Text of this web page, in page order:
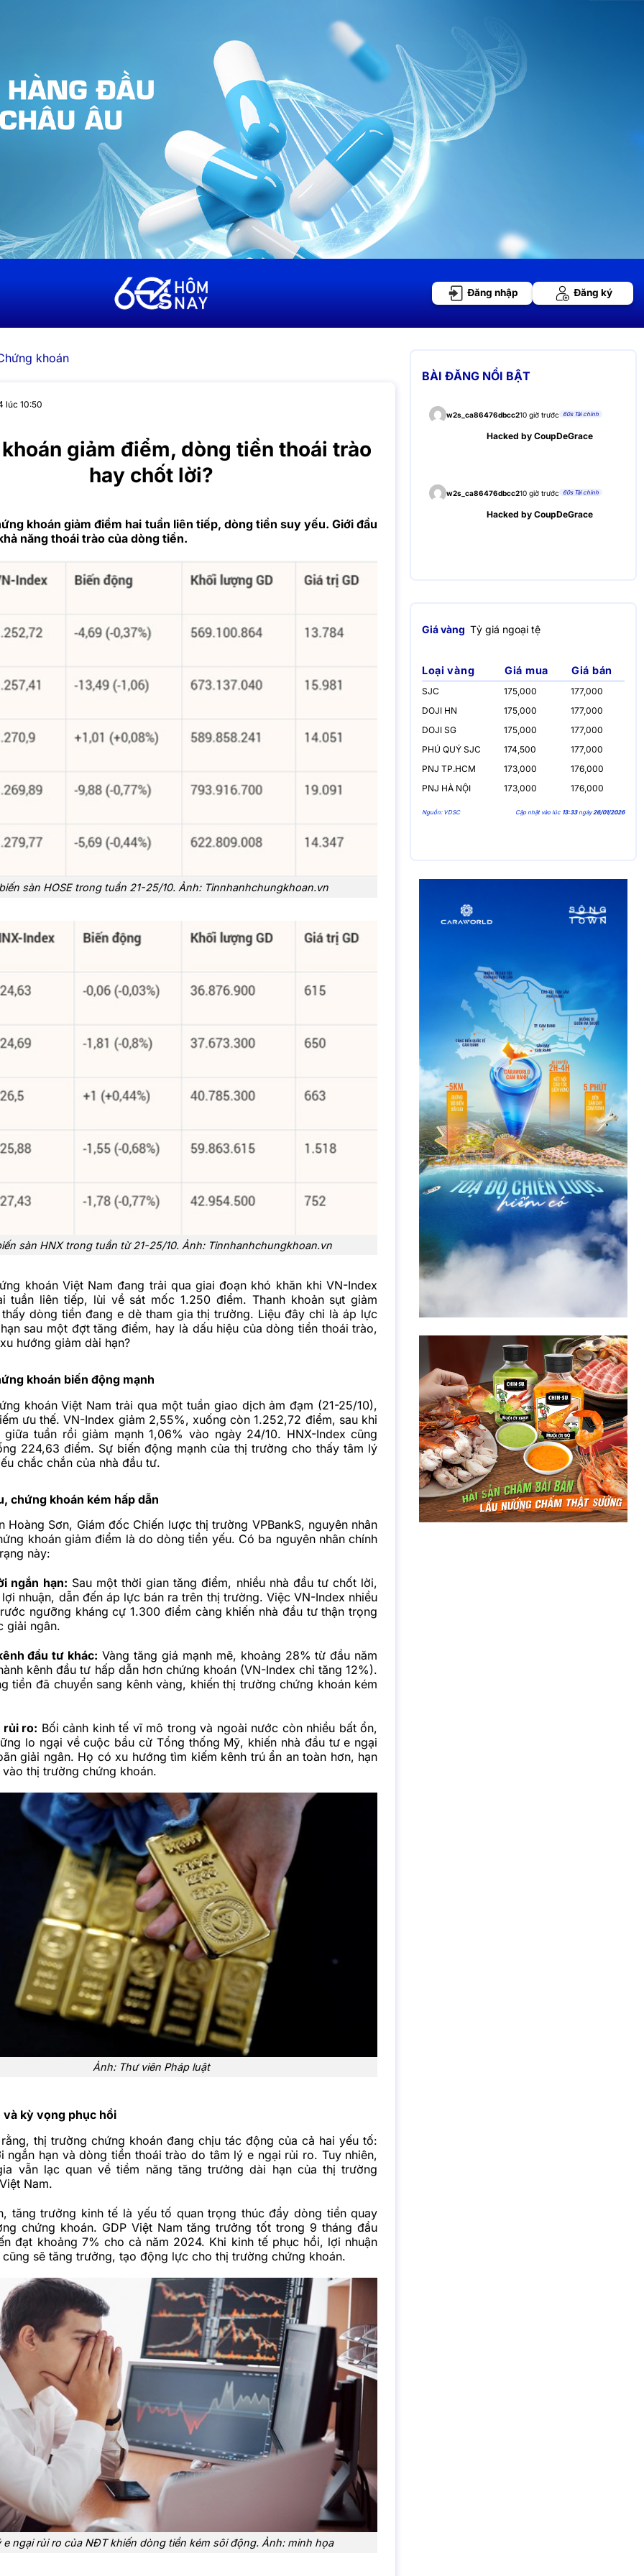
Đăng nhập Đăng ký
khoán
lúc 10:50
giảm điểm, dòng tiền thoái trào
hay chốt lời?
khoán giảm điểm hai tuần liên tiếp, dòng tiền suy yếu. Giới đầu
năng thoái trào của dòng tiền.
sàn HOSE trong tuần 21-25/10. Ảnh: Tinnhanhchungkhoan.vn
sàn HNX trong tuần từ 21-25/10. Ảnh: Tinnhanhchungkhoan.vn
khoán Việt Nam đang trải qua giai đoạn khó khăn khi VN-Index
tuần liên tiếp, lùi về sát mốc 1.250 điểm. Thanh khoản sụt giảm
dòng tiền đang e dè tham gia thị trường. Liệu đây chỉ là áp lực
sau một đợt tăng điểm, hay là dấu hiệu của dòng tiền thoái trào,
hướng giảm dài hạn?
khoán biến động mạnh
khoán Việt Nam trải qua một tuần giao dịch ảm đạm (21-25/10),
ưu thế. VN-Index giảm 2,55%, xuống còn 1.252,72 điểm, sau khi
tuần rồi giảm mạnh 1,06% vào ngày 24/10. HNX-Index cũng
224,63 điểm. Sự biến động mạnh của thị trường cho thấy tâm lý
chắc chắn của nhà đầu tư.
chứng khoán kém hấp dẫn
Hoàng Sơn, Giám đốc Chiến lược thị trường VPBankS, nguyên nhân
khoán giảm điểm là do dòng tiền yếu. Có ba nguyên nhân chính
này:
ngắn hạn: Sau một thời gian tăng điểm, nhiều nhà đầu tư chốt lời,
nhuận, dẫn đến áp lực bán ra trên thị trường. Việc VN-Index nhiều
ngưỡng kháng cự 1.300 điểm càng khiến nhà đầu tư thận trọng
giải ngân.
đầu tư khác: Vàng tăng giá mạnh mẽ, khoảng 28% từ đầu năm
kênh đầu tư hấp dẫn hơn chứng khoán (VN-Index chỉ tăng 12%).
tiền đã chuyển sang kênh vàng, khiến thị trường chứng khoán kém
rủi ro: Bối cảnh kinh tế vĩ mô trong và ngoài nước còn nhiều bất ổn,
lo ngại về cuộc bầu cử Tổng thống Mỹ, khiến nhà đầu tư e ngại
giải ngân. Họ có xu hướng tìm kiếm kênh trú ẩn an toàn hơn, hạn
thị trường chứng khoán.
Ảnh: Thư viên Pháp luật
và kỳ vọng phục hồi
thị trường chứng khoán đang chịu tác động của cả hai yếu tố:
ngắn hạn và dòng tiền thoái trào do tâm lý e ngại rủi ro. Tuy nhiên,
vẫn lạc quan về tiềm năng tăng trưởng dài hạn của thị trường
Nam.
tăng trưởng kinh tế là yếu tố quan trọng thúc đẩy dòng tiền quay
chứng khoán. GDP Việt Nam tăng trưởng tốt trong 9 tháng đầu
đạt khoảng 7% cho cả năm 2024. Khi kinh tế phục hồi, lợi nhuận
sẽ tăng trưởng, tạo động lực cho thị trường chứng khoán.
e ngại rủi ro của NĐT khiến dòng tiền kém sôi động. Ảnh: minh họa
BÀI ĐĂNG NỔI BẬT
w2s_ca86476dbcc210 giờ trước 60s Tài chính
Hacked by CoupDeGrace
w2s_ca86476dbcc210 giờ trước 60s Tài chính
Hacked by CoupDeGrace
Giá vàng Tỷ giá ngoại tệ
Loại vàng Giá mua Giá bán
SJC 175,000
177,000
DOJI HN
175,000
177,000
DOJI SG
175,000
177,000
PHÚ QUÝ SJC
174,500
177,000
PNJ TP.HCM
173,000
176,000
PNJ HÀ NỘI
173,000 176,000
Nguồn: VDSC Cập nhật vào lúc 13:33ngày26/01/2026